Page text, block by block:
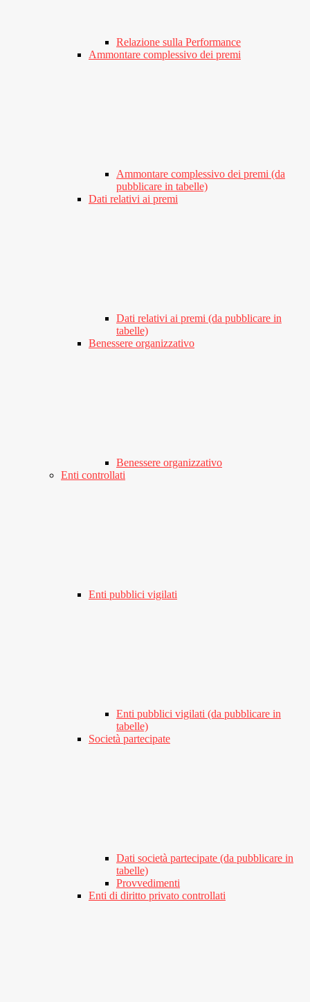
Relazione sulla Performance
Ammontare complessivo dei premi
Ammontare complessivo dei premi (da
pubblicare in tabelle)
Dati relativi ai premi
Dati relativi ai premi (da pubblicare in
tabelle)
Benessere organizzativo
Benessere organizzativo
Enti controllati
Enti pubblici vigilati
Enti pubblici vigilati (da pubblicare in
tabelle)
Società partecipate
Dati società partecipate (da pubblicare in
tabelle)
Provvedimenti
Enti di diritto privato controllati